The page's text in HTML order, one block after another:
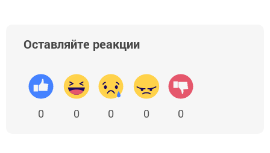
Оставляйте реакции
0 0 0 0 0